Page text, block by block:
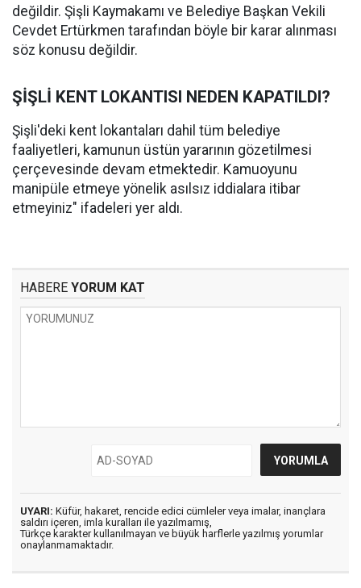
değildir. Şişli Kaymakamı ve Belediye Başkan Vekili
Cevdet Ertürkmen tarafından böyle bir karar alınması
söz konusu değildir.
ŞİŞLİ KENT LOKANTISI NEDEN KAPATILDI?
Şişli'deki kent lokantaları dahil tüm belediye
faaliyetleri, kamunun üstün yararının gözetilmesi
çerçevesinde devam etmektedir. Kamuoyunu
manipüle etmeye yönelik asılsız iddialara itibar
etmeyiniz" ifadeleri yer aldı.
HABERE YORUM KAT
UYARI: Küfür, hakaret, rencide edici cümleler veya imalar, inançlara
saldırı içeren, imla kuralları ile yazılmamış,
Türkçe karakter kullanılmayan ve büyük harflerle yazılmış yorumlar
onaylanmamaktadır.